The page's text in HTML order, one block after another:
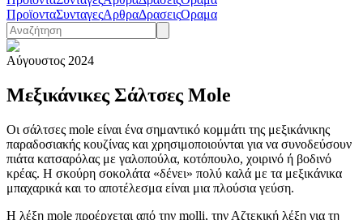
ΠροϊονταΣυνταγεςΑρθραΔρασειςΟραμα
Αύγουστος 2024
Μεξικάνικες Σάλτσες Mole
Οι σάλτσες mole είναι ένα σημαντικό κομμάτι της μεξικάνικης
παραδοσιακής κουζίνας και χρησιμοποιούνται για να συνοδεύσουν
πιάτα κατσαρόλας με γαλοπούλα, κοτόπουλο, χοιρινό ή βοδινό
κρέας. Η σκούρη σοκολάτα «δένει» πολύ καλά με τα μεξικάνικα
μπαχαρικά και το αποτέλεσμα είναι μια πλούσια γεύση.
Η λέξη mole προέρχεται από την molli, την Αζτεκική λέξη για τη